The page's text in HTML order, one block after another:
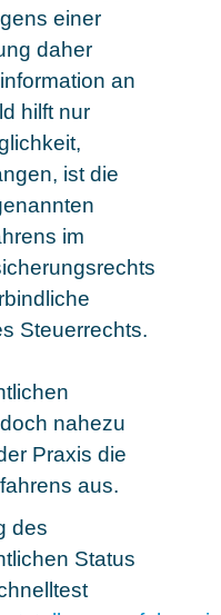
einer
daher
an
hilft nur
ist die
im
Steuerrechts.
nahezu
Praxis die
aus.
des
Status